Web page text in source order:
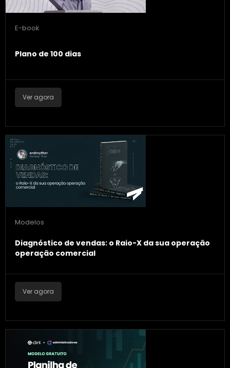
E-book
Plano de 100 dias
Ver agora
Modelos
Diagnóstico de vendas: o Raio-X da sua operação
operação comercial
Ver agora